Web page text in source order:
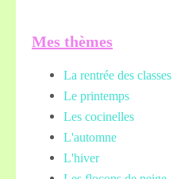
Mes thèmes
La rentrée des classes
Le printemps
Les cocinelles
L'automne
L'hiver